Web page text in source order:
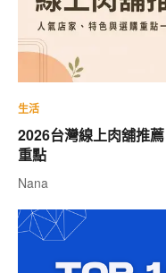
生活
2026台灣線上肉舖推
重點
Nana